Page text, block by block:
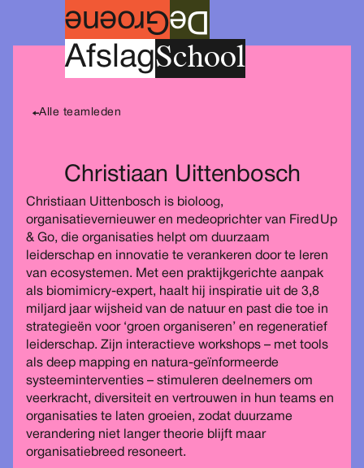
G
roene D
e
AfslagSchool
Alle teamleden
Christiaan Uittenbosch
Christiaan Uittenbosch is bioloog,
organisatievernieuwer en medeoprichter van Fired Up
& Go, die organisaties helpt om duurzaam
leiderschap en innovatie te verankeren door te leren
van ecosystemen. Met een praktijkgerichte aanpak
als biomimicry-expert, haalt hij inspiratie uit de 3,8
miljard jaar wijsheid van de natuur en past die toe in
strategieën voor ‘groen organiseren’ en regeneratief
leiderschap. Zijn interactieve workshops – met tools
als deep mapping en natura-geïnformeerde
systeeminterventies – stimuleren deelnemers om
veerkracht, diversiteit en vertrouwen in hun teams en
organisaties te laten groeien, zodat duurzame
verandering niet langer theorie blijft maar
organisatiebreed resoneert.